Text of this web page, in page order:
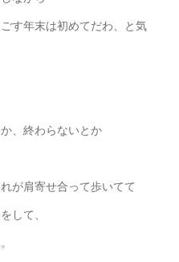
す年末は初めてだわ、と気
、終わらないとか
が肩寄せ合って歩いてて
して、